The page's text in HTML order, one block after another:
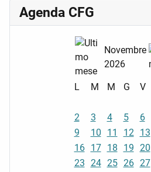
Agenda CFG
Novembre
2026
L M M G V
2
3 4 5 6
9
10 11 12 13
16
17 18 19 20
23 24 25 26 27